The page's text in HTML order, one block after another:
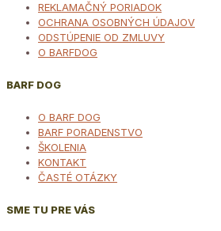
REKLAMAČNÝ PORIADOK
OCHRANA OSOBNÝCH ÚDAJOV
ODSTÚPENIE OD ZMLUVY
O BARFDOG
BARF DOG
O BARF DOG
BARF PORADENSTVO
ŠKOLENIA
KONTAKT
ČASTÉ OTÁZKY
SME TU PRE VÁS